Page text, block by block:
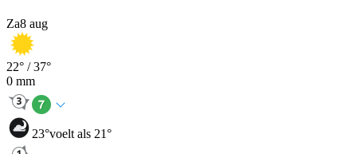
Za8 aug
22° /37°
0 mm
23°voelt als 21°